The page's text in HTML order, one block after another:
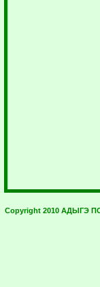
Copyright 2010 АДЫГЭ